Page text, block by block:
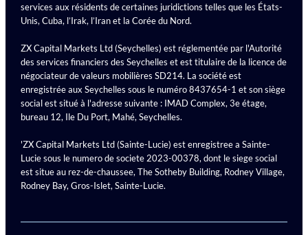
services aux résidents de certaines juridictions telles que les États-
Unis, Cuba, l’Irak, l’Iran et la Corée du Nord.
ZX Capital Markets Ltd (Seychelles) est réglementée par l'Autorité
des services financiers des Seychelles et est titulaire de la licence de
négociateur de valeurs mobilières SD214. La société est
enregistrée aux Seychelles sous le numéro 8437654-1 et son siège
social est situé à l'adresse suivante : IMAD Complex, 3e étage,
bureau 12, Ile Du Port, Mahé, Seychelles.
'ZX Capital Markets Ltd (Sainte-Lucie) est enregistree a Sainte-
Lucie sous le numero de societe 2023-00378, dont le siege social
est situe au rez-de-chaussee, The Sotheby Building, Rodney Village,
Rodney Bay, Gros-Islet, Sainte-Lucie.